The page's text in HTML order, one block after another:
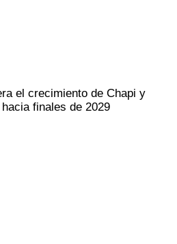
el crecimiento de Chapi y
finales de 2029